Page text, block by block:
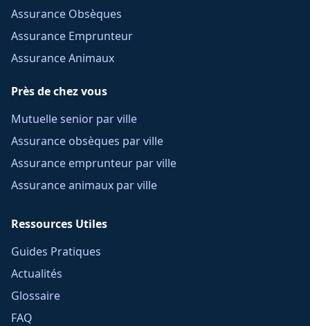
Assurance Obsèques
Assurance Emprunteur
Assurance Animaux
Près de chez vous
Mutuelle senior par ville
Assurance obsèques par ville
Assurance emprunteur par ville
Assurance animaux par ville
Ressources Utiles
Guides Pratiques
Actualités
Glossaire
FAQ